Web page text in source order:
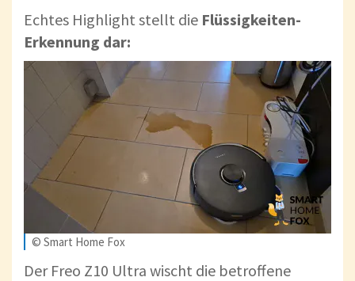
Echtes Highlight stellt die Flüssigkeiten-
Erkennung dar:
© Smart Home Fox
Der Freo Z10 Ultra wischt die betroffene